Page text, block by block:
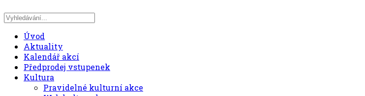
Úvod
Aktuality
Kalendář akcí
Předprodej vstupenek
Kultura
Pravidelné kulturní akce